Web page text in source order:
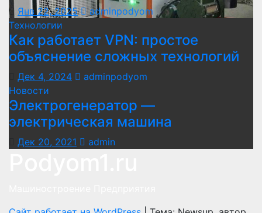
Янв 22, 2025
adminpodyom
Технологии
Как работает VPN: простое
объяснение сложных технологий
Дек 4, 2024
adminpodyom
Новости
Электрогенератор —
электрическая машина
Дек 20, 2021 admin